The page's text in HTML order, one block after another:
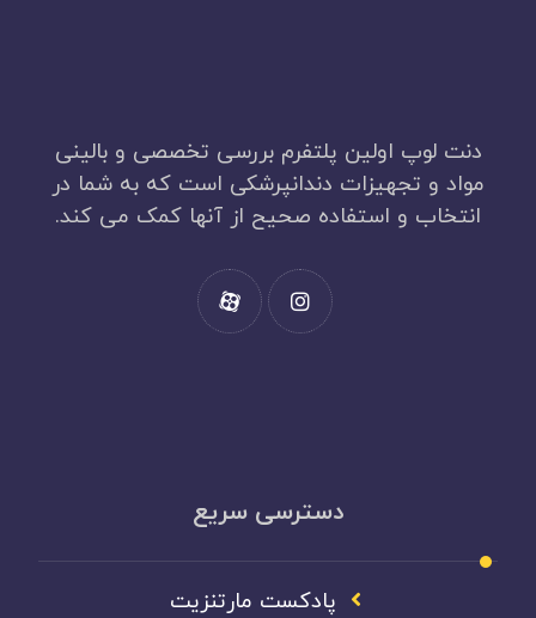
دنت لوپ اولین پلتفرم بررسی تخصصی و بالینی
مواد و تجهیزات دندانپرشکی است که به شما در
انتخاب و استفاده صحیح از آنها کمک می کند.
دسترسی سریع
پادکست مارتنزیت